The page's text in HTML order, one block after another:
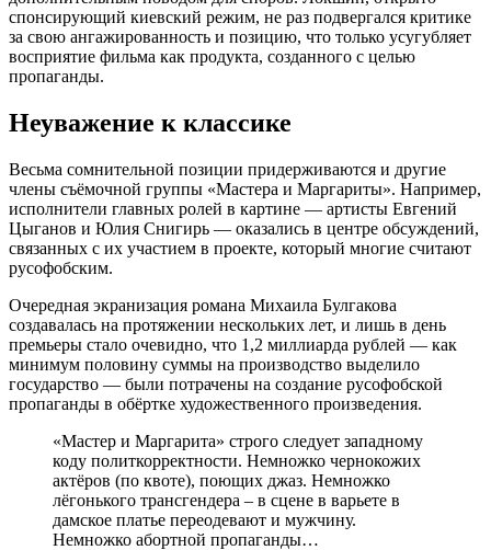
спонсирующий киевский режим, не раз подвергался критике
за свою ангажированность и позицию, что только усугубляет
восприятие фильма как продукта, созданного с целью
пропаганды.
Неуважение к классике
Весьма сомнительной позиции придерживаются и другие
члены съёмочной группы «Мастера и Маргариты». Например,
исполнители главных ролей в картине — артисты Евгений
Цыганов и Юлия Снигирь — оказались в центре обсуждений,
связанных с их участием в проекте, который многие считают
русофобским.
Очередная экранизация романа Михаила Булгакова
создавалась на протяжении нескольких лет, и лишь в день
премьеры стало очевидно, что 1,2 миллиарда рублей — как
минимум половину суммы на производство выделило
государство — были потрачены на создание русофобской
пропаганды в обёртке художественного произведения.
«Мастер и Маргарита» строго следует западному
коду политкорректности. Немножко чернокожих
актёров (по квоте), поющих джаз. Немножко
лёгонького трансгендера – в сцене в варьете в
дамское платье переодевают и мужчину.
Немножко абортной пропаганды…